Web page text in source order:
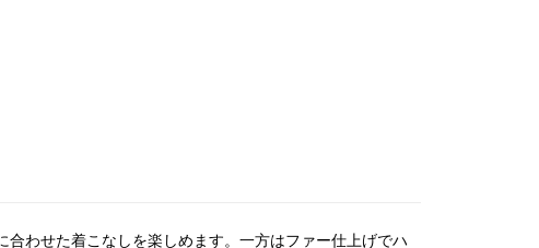
わせた着こなしを楽しめます。一方はファー仕上げでハ